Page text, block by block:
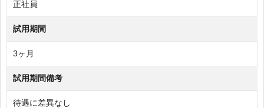
正社員
試用期間
3ヶ月
試用期間備考
待遇に差異なし